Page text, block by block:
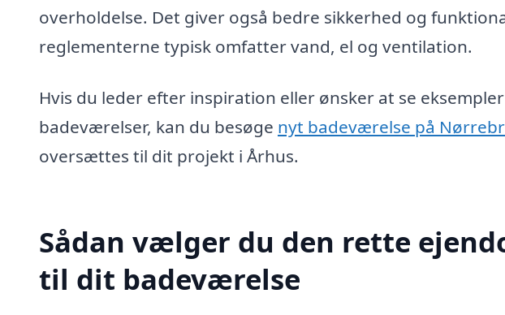
overholdelse. Det giver også bedre sikkerhed og
reglementerne typisk omfatter vand, el og ventilation.
Hvis du leder efter inspiration eller ønsker at se
badeværelser, kan du besøge nyt badeværelse på
oversættes til dit projekt i Århus.
Sådan vælger du den rette
til dit badeværelse